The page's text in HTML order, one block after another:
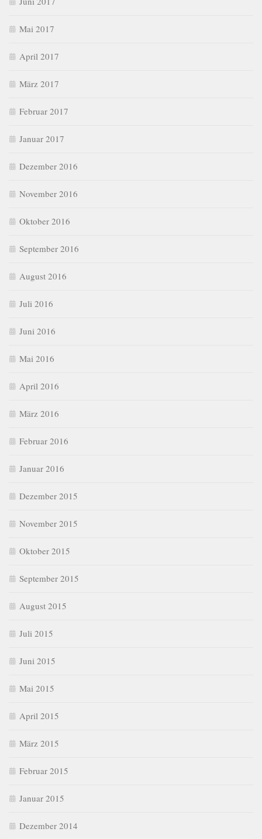
Mai 2017
April 2017
März 2017
Februar 2017
Januar 2017
Dezember 2016
November 2016
Oktober 2016
September 2016
August 2016
Juli 2016
Juni 2016
Mai 2016
April 2016
März 2016
Februar 2016
Januar 2016
Dezember 2015
November 2015
Oktober 2015
September 2015
August 2015
Juli 2015
Juni 2015
Mai 2015
April 2015
März 2015
Februar 2015
Januar 2015
Dezember 2014